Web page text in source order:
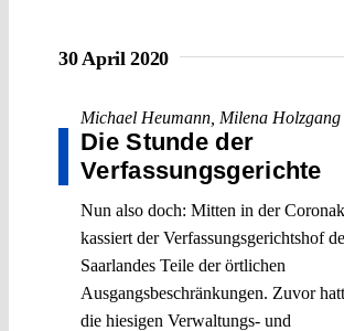
30 April 2020
Michael Heumann Milena Holzgang
Die Stunde der
Verfassungsgerichte
Nun also doch: Mitten in der
kassiert der Verfassungsgerichtshof
Saarlandes Teile der örtlichen
Ausgangsbeschränkungen. Zuvor
die hiesigen Verwaltungs- und